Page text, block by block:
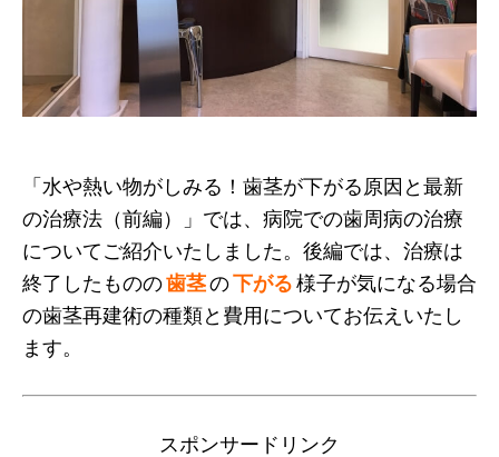
「水や熱い物がしみる！歯茎が下がる原因と最新
の治療法（前編）」では、病院での歯周病の治療
についてご紹介いたしました。後編では、治療は
終了したものの歯茎の下がる様子が気になる場合
の歯茎再建術の種類と費用についてお伝えいたし
ます。
スポンサードリンク